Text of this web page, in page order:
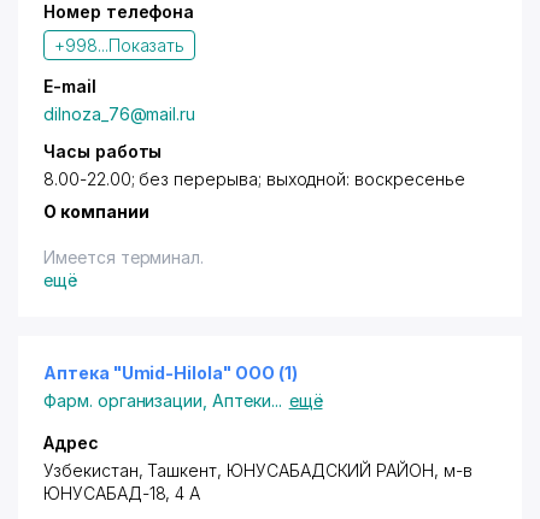
Номер телефона
+998...Показать
E-mail
dilnoza_76@mail.ru
Часы работы
8.00-22.00; без перерыва; выходной: воскресенье
О компании
Имеется терминал.
ещё
Аптека "Umid-Hilola" ООО (1)
Фарм. организации ,Аптеки... ещё
Адрес
Узбекистан, Ташкент, ЮНУСАБАДСКИЙ РАЙОН, м-в
ЮНУСАБАД-18, 4 А